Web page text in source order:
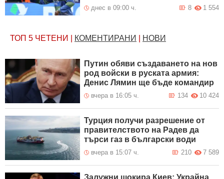
днес в 09:00 ч. 1 554
8
ТОП 5 ЧЕТЕНИ КОМЕНТИРАНИ НОВИ
Путин обяви създаването на нов
род войски в руската армия:
Денис Лямин ще бъде командир
вчера в 16:05 ч. 10 424
134
Турция получи разрешение от
правителството на Радев да
търси газ в български води
вчера в 15:07 ч. 7 589
210